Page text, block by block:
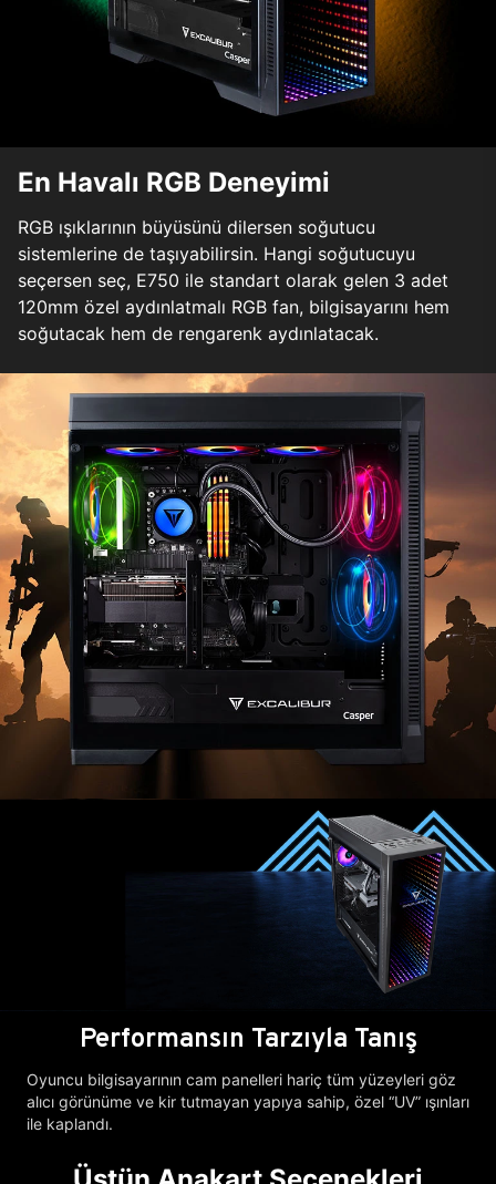
En Havalı RGB Deneyimi
RGB ışıklarının büyüsünü dilersen soğutucu
sistemlerine de taşıyabilirsin. Hangi soğutucuyu
seçersen seç, E750 ile standart olarak gelen 3 adet
120mm özel aydınlatmalı RGB fan, bilgisayarını hem
soğutacak hem de rengarenk aydınlatacak.
Performansın Tarzıyla Tanış
Oyuncu bilgisayarının cam panelleri hariç tüm yüzeyleri göz
alıcı görünüme ve kir tutmayan yapıya sahip, özel “UV” ışınları
ile kaplandı.